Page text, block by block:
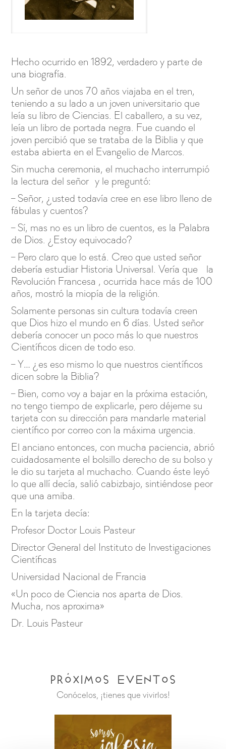
Hecho ocurrido en 1892, verdadero y parte de
una biografía.
Un señor de unos 70 años viajaba en el tren,
teniendo a su lado a un joven universitario que
leía su libro de Ciencias. El caballero, a su vez,
leía un libro de portada negra. Fue cuando el
joven percibió que se trataba de la Biblia y que
estaba abierta en el Evangelio de Marcos.
Sin mucha ceremonia, el muchacho interrumpió
la lectura del señor y le preguntó:
– Señor, ¿usted todavía cree en ese libro lleno de
fábulas y cuentos?
– Sí, mas no es un libro de cuentos, es la Palabra
de Dios. ¿Estoy equivocado?
– Pero claro que lo está. Creo que usted señor
debería estudiar Historia Universal. Vería que la
Revolución Francesa , ocurrida hace más de 100
años, mostró la miopía de la religión.
Solamente personas sin cultura todavía creen
que Dios hizo el mundo en 6 días. Usted señor
debería conocer un poco más lo que nuestros
Científicos dicen de todo eso.
– Y… ¿es eso mismo lo que nuestros científicos
dicen sobre la Biblia?
– Bien, como voy a bajar en la próxima estación,
no tengo tiempo de explicarle, pero déjeme su
tarjeta con su dirección para mandarle material
científico por correo con la máxima urgencia.
El anciano entonces, con mucha paciencia, abrió
cuidadosamente el bolsillo derecho de su bolso y
le dio su tarjeta al muchacho. Cuando éste leyó
lo que allí decía, salió cabizbajo, sintiéndose peor
que una amiba.
En la tarjeta decía:
Profesor Doctor Louis Pasteur
Director General del Instituto de Investigaciones
Científicas
Universidad Nacional de Francia
«Un poco de Ciencia nos aparta de Dios.
Mucha, nos aproxima»
Dr. Louis Pasteur
Próximos Eventos
Conócelos, ¡tienes que vivirlos!